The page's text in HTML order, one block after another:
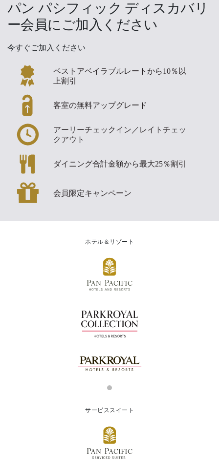
パン パシフィック ディスカバリ
ー会員にご加入ください
今すぐご加入ください
ベストアベイラブルレートから10％以
上割引
客室の無料アップグレード
アーリーチェックイン／レイトチェッ
クアウト
ダイニング合計金額から最大25％割引
会員限定キャンペーン
ホテル＆リゾート
サービススイート